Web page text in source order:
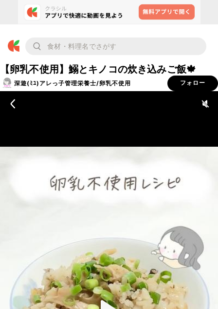
【卵乳不使用】鰯とキノコの炊き込みご飯🍁
深遊(ﾐﾕ)アレっ子管理栄養士/卵乳不使用 フォロー